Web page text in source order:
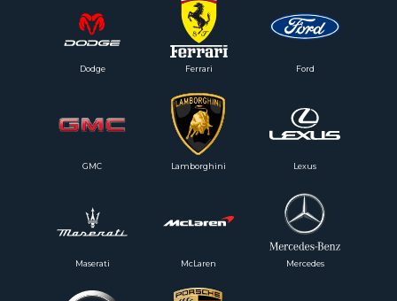
GMC
Dodge Ford
Mercedes
McLaren
Maserati
Lexus
Lamborghini
Ferrari